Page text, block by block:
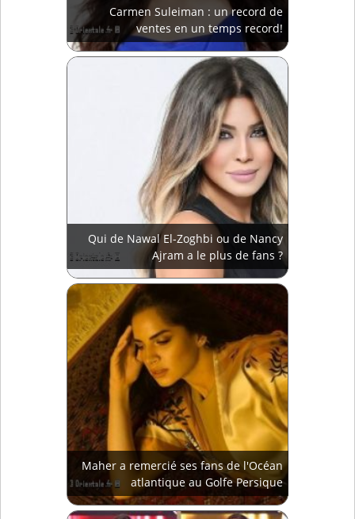
Carmen Suleiman : un record de
ventes en un temps record!
Qui de Nawal El-Zoghbi ou de Nancy
Ajram a le plus de fans ?
Maher a remercié ses fans de l'Océan
atlantique au Golfe Persique